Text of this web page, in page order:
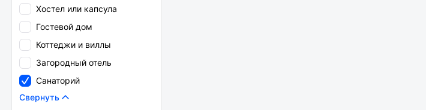
Хостел или капсула
Гостевой дом
Коттеджи и виллы
Загородный отель
Санаторий
Свернуть